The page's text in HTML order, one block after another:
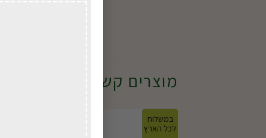
מוצרים קשורים
במשלוח
לכל הארץ